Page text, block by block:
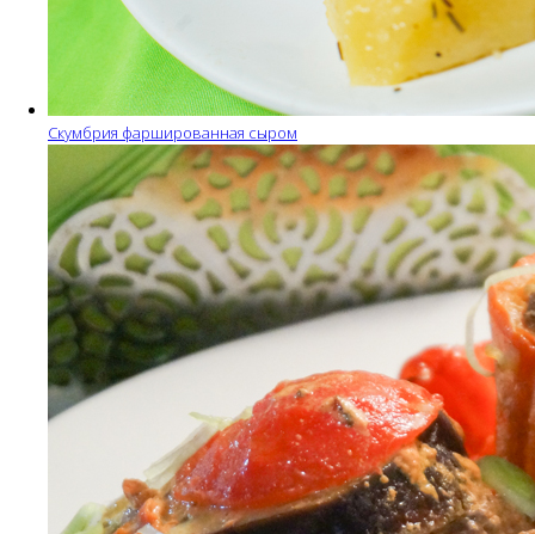
Скумбрия фаршированная сыром